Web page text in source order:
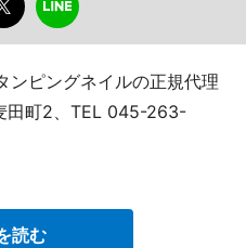
ンピングネイルの正規代理
田町2、TEL 045-263-
読む